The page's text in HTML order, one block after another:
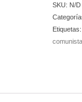
Negro
con
tu
nombre
SKU: N/D
Etiquetas:
comunista